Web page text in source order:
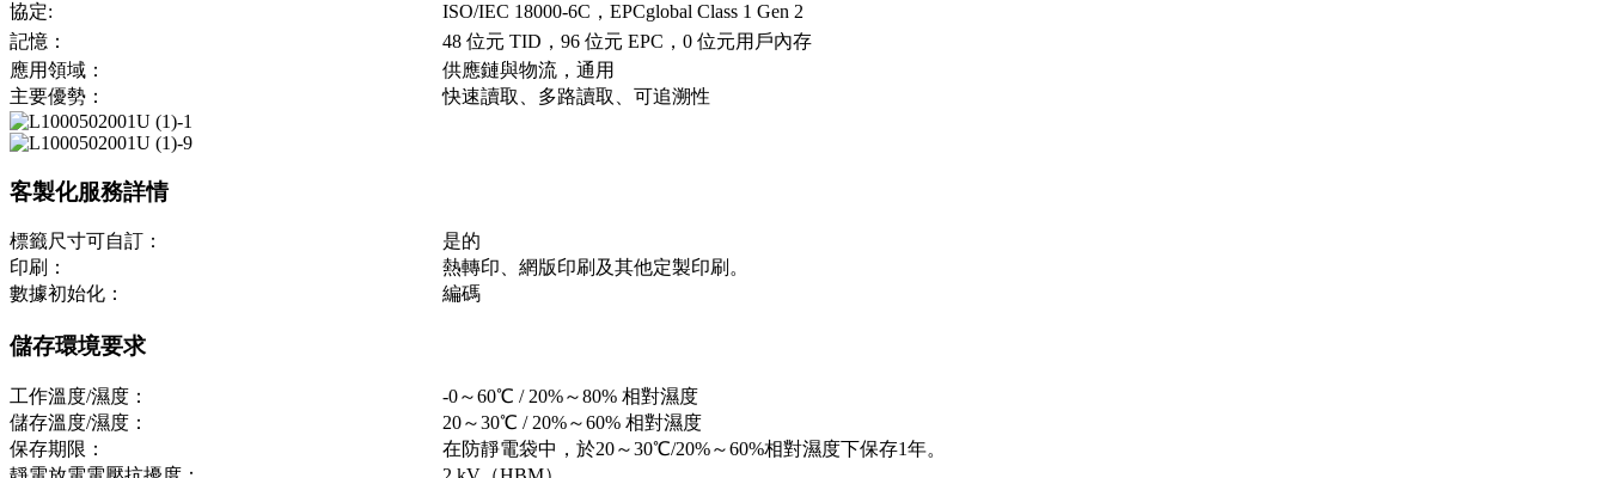
協定:
ISO/IEC 18000-6C，EPCglobal Class 1 Gen 2
記憶：
48 位元 TID，96 位元 EPC，0 位元用戶內存
應用領域：
供應鏈與物流，通用
主要優勢：
快速讀取、多路讀取、可追溯性
客製化服務詳情
標籤尺寸可自訂：
是的
印刷：
熱轉印、網版印刷及其他定製印刷。
數據初始化：
編碼
儲存環境要求
工作溫度/濕度：
-0～60℃ / 20%～80% 相對濕度
儲存溫度/濕度：
20～30℃ / 20%～60% 相對濕度
保存期限：
在防靜電袋中，於20～30℃/20%～60%相對濕度下保存1年。